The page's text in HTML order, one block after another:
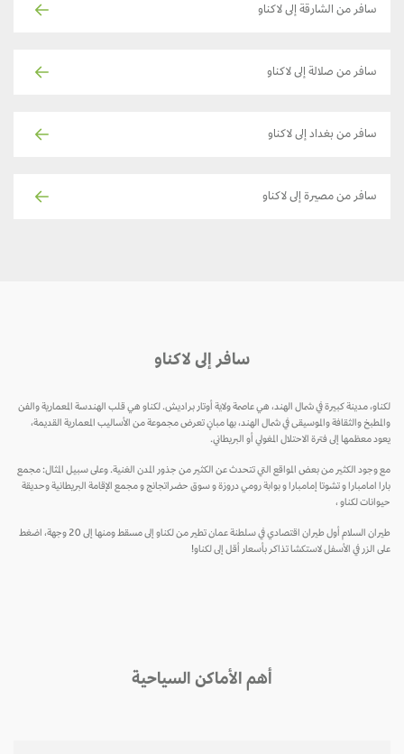
سافر من الشارقة إلى لاكناو
سافر من صلالة إلى لاكناو
سافر من بغداد إلى لاكناو
سافر من مصيرة إلى لاكناو
سافر إلى لاكناو
لكناو، مدينة كبيرة في شمال الهند، هي عاصمة ولاية أوتار براديش. لكناو هي قلب الهندسة المعمارية والفن
والمطبخ والثقافة والموسيقى في شمال الهند، بها مبانٍ تعرض مجموعة من الأساليب المعمارية القديمة،
يعود معظمها إلى فترة الاحتلال المغولي أو البريطاني.
مع وجود الكثير من بعض المواقع التي تتحدث عن الكثير من جذور المدن الغنية. وعلى سبيل المثال: مجمع
بارا امامبارا و تشوتا إمامبارا و بوابة رومي دروزة و سوق حضراتجانج و مجمع الإقامة البريطانية وحديقة
حيوانات لكناو ،
طيران السلام أول طيران اقتصادي في سلطنة عمان تطير من لكناو إلى مسقط ومنها إلى 20 وجهة، اضغط
على الزر في الأسفل لاستكشا تذاكر بأسعار أقل إلى لكناو!
أهم الأماكن السياحية